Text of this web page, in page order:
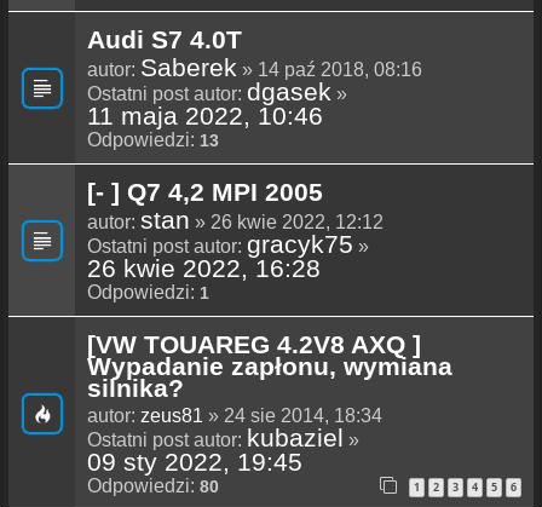
Audi S7 4.0T
autor: Saberek » 14 paź 2018, 08:16
Ostatni post autor: dgasek »
11 maja 2022, 10:46
Odpowiedzi: 13
[- ] Q7 4,2 MPI 2005
autor: stan » 26 kwie 2022, 12:12
Ostatni post autor: gracyk75 »
26 kwie 2022, 16:28
Odpowiedzi: 1
[VW TOUAREG 4.2V8 AXQ ]
Wypadanie zapłonu, wymiana
silnika?
autor: zeus81 » 24 sie 2014, 18:34
Ostatni post autor: kubaziel »
09 sty 2022, 19:45
Odpowiedzi: 80 1 2 3 4 5 6